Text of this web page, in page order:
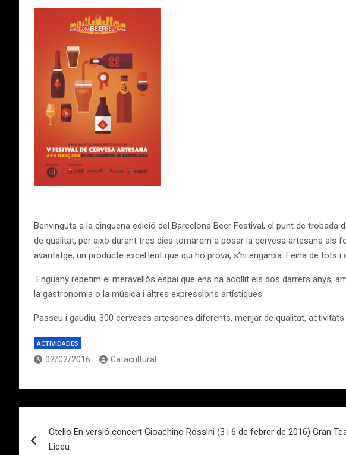
Benvinguts a la cinquena edició del Barcelona Beer Festival, el punt de
de qualitat, per això durant tres dies tornarem a posar la cervesa artesana als
avantatge, un producte excel·lent que qui ho prova, s’hi enganxa. Feina de
Enguany repetim el meravellós espai que ens ha acollit els dos darrers anys,
la gastronomia o la música i altres expressions artístiques.
Passeu i gaudiu, 300 cerveses artesanes diferents, menjar de qualitat,
ACTIVIDADES
02/02/2016 Catacultural
de
Otello En versió concert Gioachino Rossini (3 i 6 de febrer de 2016) Gran
Liceu